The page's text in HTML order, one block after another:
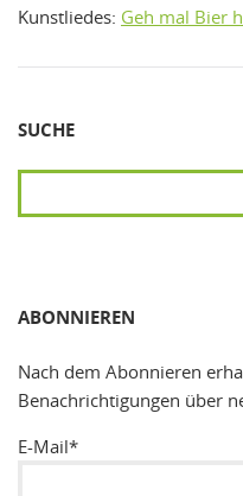
Kunstliedes: Geh mal Bier
SUCHE
ABONNIEREN
Nach dem Abonnieren
Benachrichtigungen über
E-Mail*